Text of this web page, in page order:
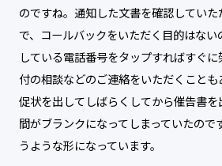
のですね。通知した文書を確認してい
で、コールバックをいただく目的はな
している電話番号をタップすればすぐ
付の相談などのご連絡をいただくこと
促状を出してしばらくしてから催告書
間がブランクになってしまっていたので
うような形になっています。